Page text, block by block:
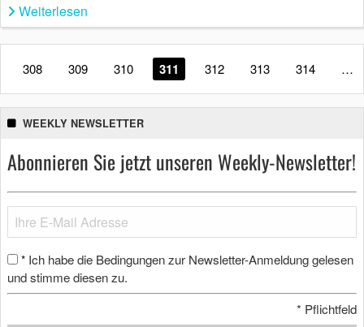
Weiterlesen
308 309 310 311 312 313 314 …
WEEKLY NEWSLETTER
Abonnieren Sie jetzt unseren Weekly-Newsletter!
* Ich habe die Bedingungen zur Newsletter-Anmeldung gelesen
und stimme diesen zu.
* Pflichtfeld